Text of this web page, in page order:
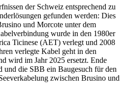
der Schweiz entsprechend zu
gefunden werden: Dies
und Morcote unter dem
wurde in den 1980er
Ticinese (AET) verlegt und 2008
verlegte Kabel geht in den
wird im Jahr 2025 ersetzt. Ende
und die SBB ein Baugesuch für den
zwischen Brusino und